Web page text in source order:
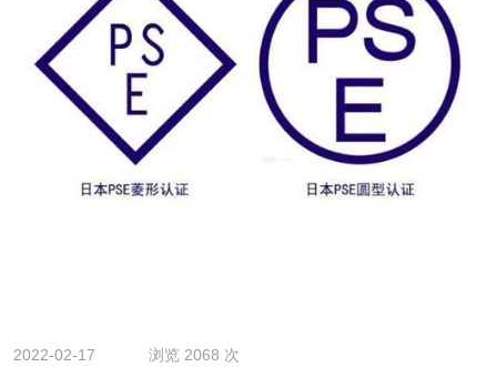
2022-02-17 浏览 2068 次